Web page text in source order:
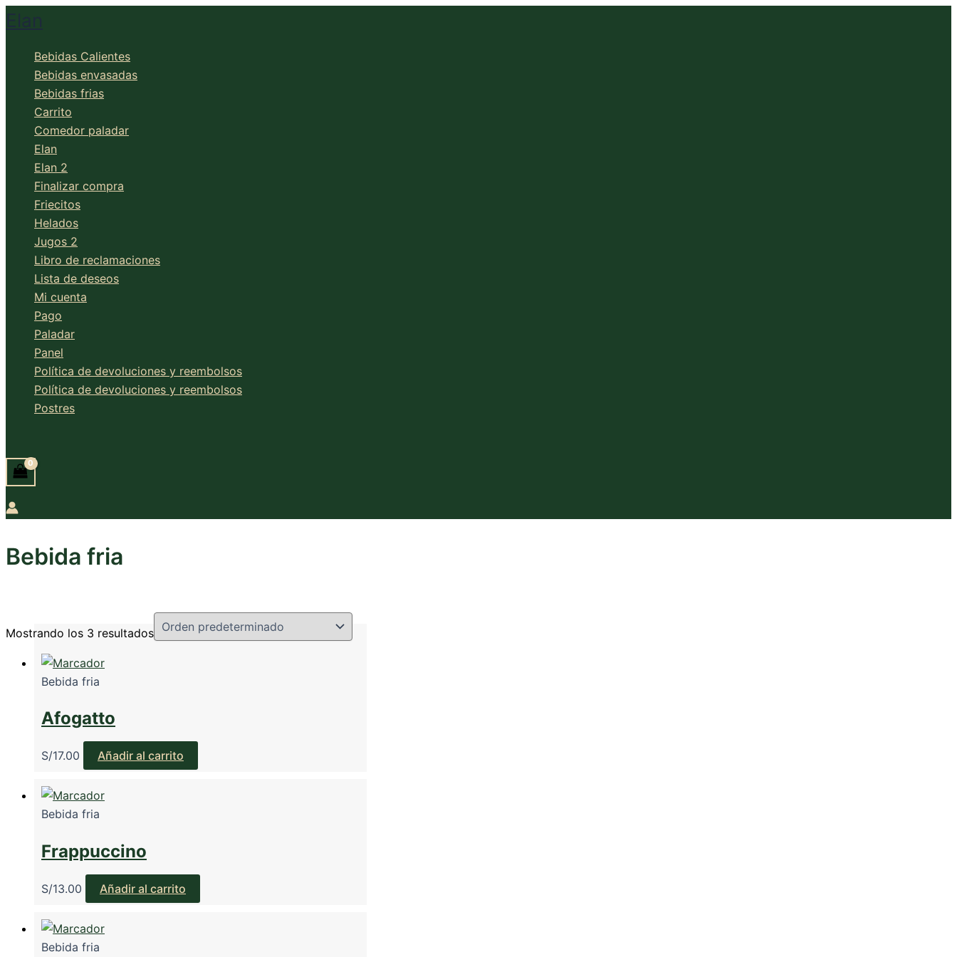
contenidoBebidas Calientes
Bebidas envasadas
Bebidas frias
Carrito
Comedor paladar
Elan
Elan 2
Finalizar compra
Friecitos
Helados
Jugos 2
Libro de reclamaciones
Lista de deseos
Mi cuenta
Pago
Paladar
Panel
Política de devoluciones y reembolsos
Política de devoluciones y reembolsos
Postres
Bebida fria
Mostrando los 3 resultados
Bebida fria
Afogatto
S/17.00 Añadir al carrito
Bebida fria
Frappuccino
S/13.00 Añadir al carrito
Bebida fria